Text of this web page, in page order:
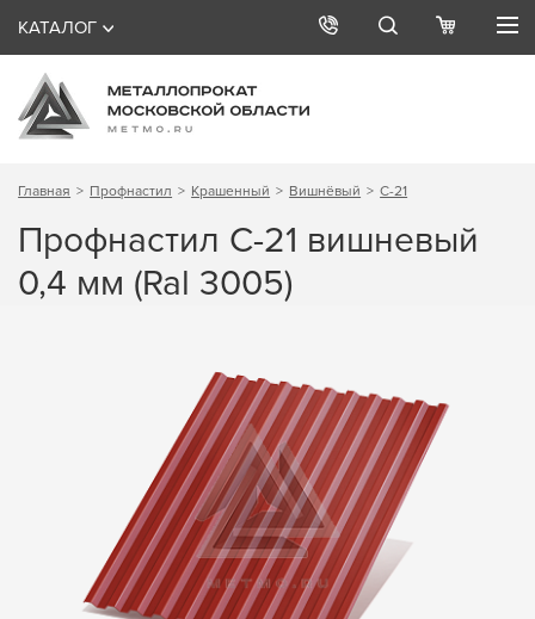
КАТАЛОГ
Главная Профнастил Крашенный Вишнёвый С-21
Профнастил С-21 вишневый
0,4 мм (Ral 3005)